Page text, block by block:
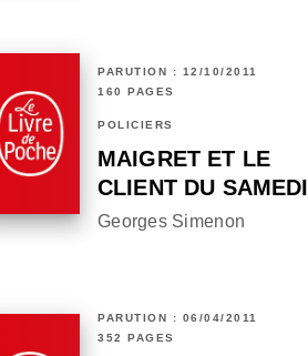
PARUTION : 12/10/2011
160 PAGES
POLICIERS
MAIGRET ET LE
CLIENT DU SAMEDI
Georges Simenon
PARUTION : 06/04/2011
352 PAGES